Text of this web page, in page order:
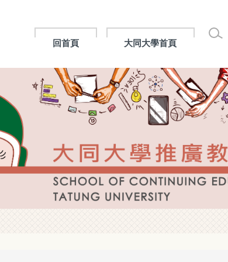
回首頁 大同大學首頁